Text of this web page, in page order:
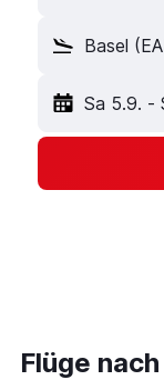
Basel
Sa 5.9. -
Flüge